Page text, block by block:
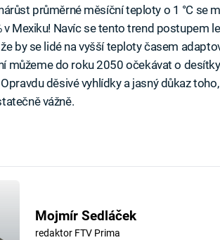
průměrné měsíční teploty o 1 °C se
v Mexiku! Navíc se tento trend postupem
by se lidé na vyšší teploty časem
můžeme do roku 2050 očekávat o
děsivé vyhlídky a jasný důkaz
vážně.
Mojmír Sedláček
redaktor FTV Prima